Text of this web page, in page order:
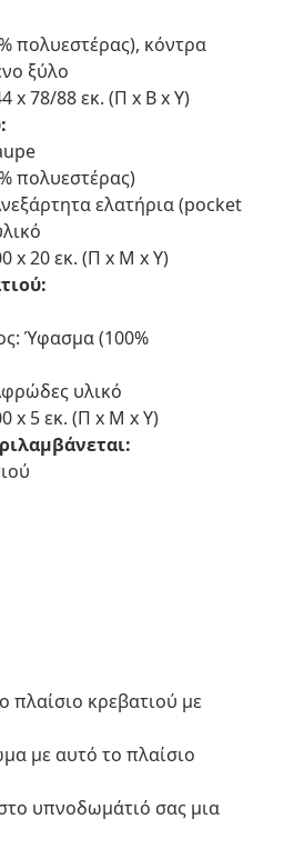
πολυεστέρας), κόντρα
ξύλο
x 78/88 εκ. (Π x Β x Υ)
πολυεστέρας)
ελατήρια (pocket
x 20 εκ. (Π x Μ x Υ)
Ύφασμα (100%
υλικό
x 5 εκ. (Π x Μ x Υ)
πλαίσιο κρεβατιού με
με αυτό το πλαίσιο
υπνοδωμάτιό σας μια